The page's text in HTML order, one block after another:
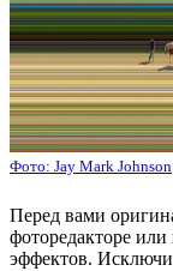
Фото: Jay Mark Johnson
Перед вами
фоторедакторе
эффектов.